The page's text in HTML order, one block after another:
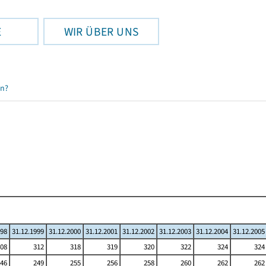
WIR ÜBER UNS
31.12.1999 31.12.2000 31.12.2001 31.12.2002 31.12.2003 31.12.2004 31.12.2005
312 318 319 320 322 324
324
249 255 256 258 260 262
262